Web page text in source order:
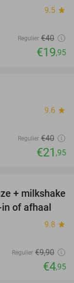
9.5 star
Regulier €40
€19,95
9.6 star
Regulier €40
€21 ,95
50%
+ milkshake
of afhaal
9.8 star
Regulier €9,90
€4,95